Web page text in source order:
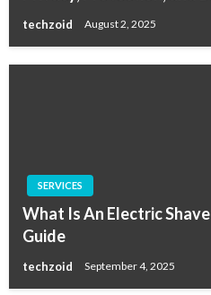
techzoid August 2, 2025
SERVICES
What Is An Electric
Guide
techzoid September 4, 2025